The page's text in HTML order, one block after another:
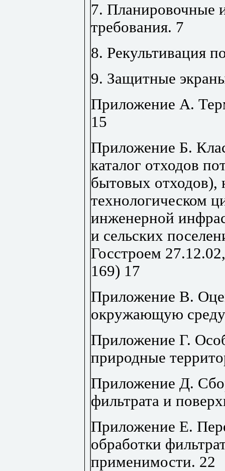
7. Планировочные
требования. 7
8. Рекультивация
9. Защитные
Приложение А.
15
Приложение Б.
каталог отходов
бытовых отходов),
технологическом
инженерной
и сельских
Госстроем
169) 17
Приложение В.
окружающую среду
Приложение Г.
природные
Приложение Д.
фильтрата и
Приложение Е.
обработки
применимости. 22